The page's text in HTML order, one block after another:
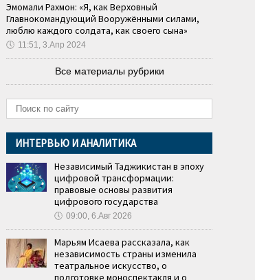
Эмомали Рахмон: «Я, как Верховный
Главнокомандующий Вооружёнными силами,
люблю каждого солдата, как своего сына»
🕔 11:51, 3.Апр 2024
Все материалы рубрики
ИНТЕРВЬЮ И АНАЛИТИКА
Независимый Таджикистан в эпоху
цифровой трансформации:
правовые основы развития
цифрового государства
🕔 09:00, 6.Авг 2026
Марьям Исаева рассказала, как
независимость страны изменила
театральное искусство, о
подготовке моноспектакля и о